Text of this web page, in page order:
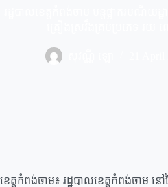
ខេត្ដកំពង់ចាម៖ រដ្ឋបាលខេត្ដកំពង់ចាម ន